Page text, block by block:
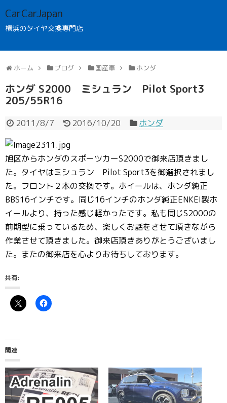
CarCarJapan
横浜のタイヤ交換専門店
ホーム ブログ 国産車 ホンダ
ホンダ S2000 ミシュラン Pilot Sport3
205/55R16
2011/8/7 2016/10/20 ホンダ
旭区からホンダのスポーツカーS2000で御来店頂きまし
た。タイヤはミシュラン Pilot Sport3を御選択されまし
た。フロント２本の交換です。ホイールは、ホンダ純正
BBS16インチです。同じ16インチのホンダ純正ENKEI製ホ
イールより、持った感じ軽かったです。私も同じS2000の
前期型に乗っているため、楽しくお話をさせて頂きながら
作業させて頂きました。御来店頂きありがとうございまし
た。またの御来店を心よりお待ちしております。
共有:
関連